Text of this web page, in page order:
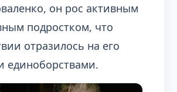
он рос активным
подростком, что
отразилось на его
единоборствами.